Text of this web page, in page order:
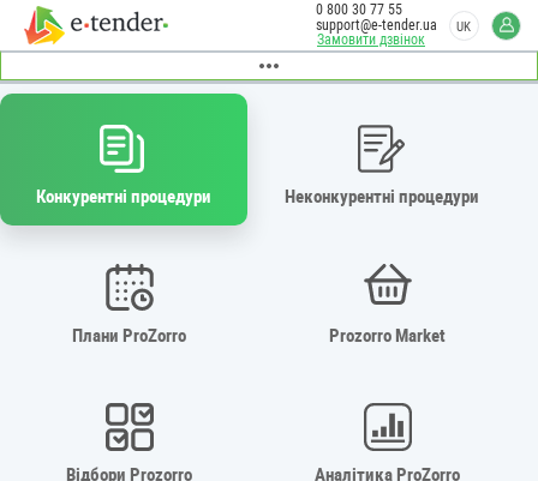
Замовити дзвінок
0 800 30 77 55
support@e-tender.ua
UK
Конкурентні процедури Неконкурентні процедури
Плани ProZorro Prozorro Market
Відбори Prozorro Аналітика ProZorro